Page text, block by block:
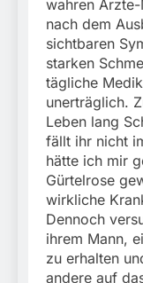
wahren
nach dem
sichtbaren
starken
tägliche
unerträglich.
Leben lang
fällt ihr nicht
hätte ich mir
Gürtelrose
wirkliche
Dennoch
ihrem Mann,
zu erhalten
andere auf